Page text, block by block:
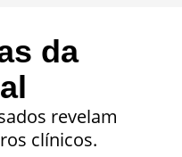
da
revelam
clínicos.